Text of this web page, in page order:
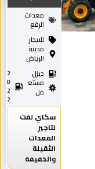
معدات
الرفع
للايجار
مدينة
الرياض
ديزل
مستع
مل
2
0
2
2
سكاي لفت
لتاجير
المعدات
الثقيلة
والخفيفة